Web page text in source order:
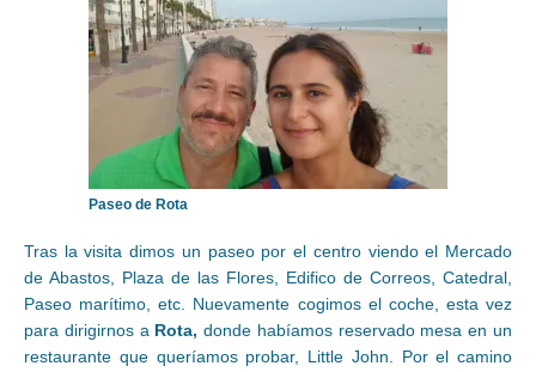
Paseo de Rota
Tras la visita dimos un paseo por el centro viendo el Mercado
de Abastos, Plaza de las Flores, Edifico de Correos, Catedral,
Paseo marítimo, etc. Nuevamente cogimos el coche, esta vez
para dirigirnos a Rota, donde habíamos reservado mesa en un
restaurante que queríamos probar, Little John. Por el camino